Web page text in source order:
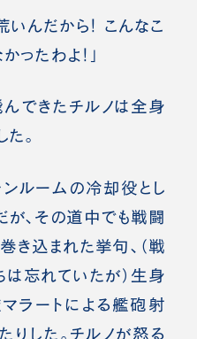
いんだから！ こんなこ
ったわよ！」
できたチルノは全身
。
ルームの冷却役とし
、その道中でも戦闘
き込まれた挙句、（戦
は忘れていたが）生身
ラートによる艦砲射
りした。チルノが怒る